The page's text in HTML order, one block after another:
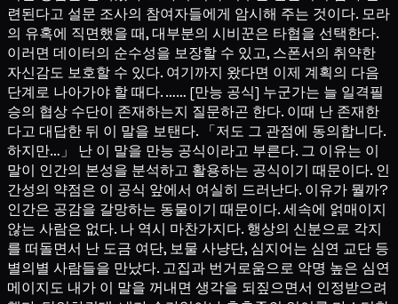
련된다고 설문 조사의 참여자들에게 암시해 주는 것이다. 모라
의 유혹에 직면했을 때, 대부분의 시비꾼은 타협을 선택한다.
이러면 데이터의 순수성을 보장할 수 있고, 스폰서의 취약한
자신감도 보호할 수 있다. 여기까지 왔다면 이제 계획의 다음
단계로 나아가야 할 때다. …… [만능 공식] 누군가는 늘 일격필
승의 협상 수단이 존재하는지 질문하곤 한다. 이때 난 존재한
다고 대답한 뒤 이 말을 보탠다. 「저도 그 관점에 동의합니다.
하지만…」 난 이 말을 만능 공식이라고 부른다. 그 이유는 이
말이 인간의 본성을 분석하고 활용하는 공식이기 때문이다. 인
간성의 약점은 이 공식 앞에서 여실히 드러난다. 이유가 뭘까?
인간은 공감을 갈망하는 동물이기 때문이다. 세속에 얽매이지
않는 사람은 없다. 나 역시 마찬가지다. 행상의 신분으로 각지
를 떠돌면서 난 도금 여단, 보물 사냥단, 심지어는 심연 교단 등
별의별 사람들을 만났다. 고집과 번거로움으로 악명 높은 심연
메이지도 내가 이 말을 꺼내면 생각을 되짚으면서 인정받으려